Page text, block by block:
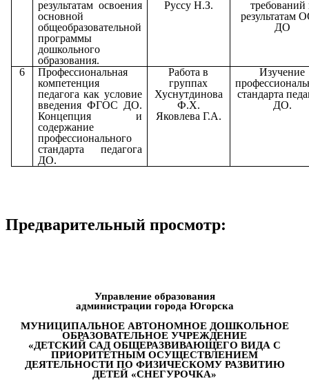
результатам освоения
основной
общеобразовательной
программы
дошкольного
образования.
Руссу Н.З.
требований
результатам
ДО
6
Профессиональная
компетенция
педагога как условие
введения ФГОС ДО.
Концепция и
содержание
профессионального
стандарта педагога
ДО.
Работа в
группах
Хуснутдинова
Ф.Х.
Яковлева Г.А.
Изучение
стандарта
ДО.
Предварительный просмотр:
Управление образования
администрации города Югорска
МУНИЦИПАЛЬНОЕ АВТОНОМНОЕ ДОШКОЛЬНОЕ
ОБРАЗОВАТЕЛЬНОЕ УЧРЕЖДЕНИЕ
«ДЕТСКИЙ САД ОБЩЕРАЗВИВАЮЩЕГО ВИДА С
ПРИОРИТЕТНЫМ ОСУЩЕСТВЛЕНИЕМ
ДЕЯТЕЛЬНОСТИ ПО ФИЗИЧЕСКОМУ РАЗВИТИЮ
ДЕТЕЙ «СНЕГУРОЧКА»